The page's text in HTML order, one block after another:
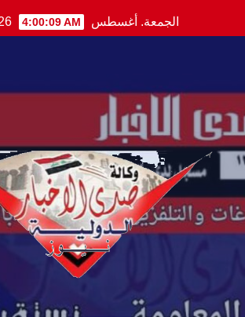
to
الجمعة. أغسطس 7th, 2026 4:00:10 AM